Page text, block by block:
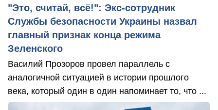
"Это, считай, всё!": Экс-сотрудник
Службы безопасности Украины назвал
главный признак конца режима
Зеленского
Василий Прозоров провел параллель с
аналогичной ситуацией в истории прошлого
века, который один в один напоминает то, что ...